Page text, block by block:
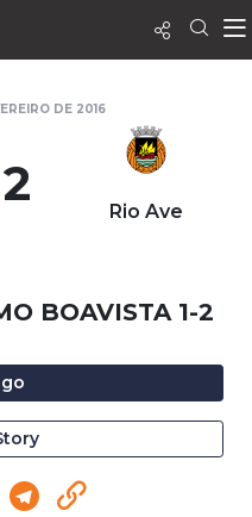
DE 2016
Rio Ave
BOAVISTA 1-2